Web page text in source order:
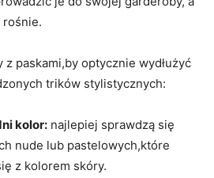
rośnie.
z paskami,by optycznie wydłużyć
trików stylistycznych:
kolor: najlepiej sprawdzą się
nude lub pastelowych,które
z kolorem skóry.